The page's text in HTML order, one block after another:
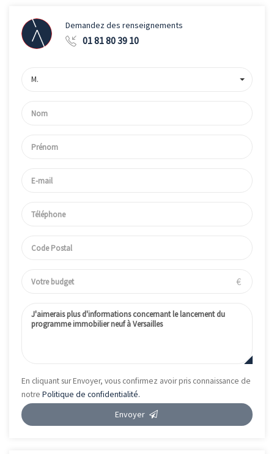
Demandez des renseignements
01 81 80 39 10
M.
€
En cliquant sur Envoyer, vous confirmez avoir pris connaissance de
notre Politique de confidentialité.
Envoyer